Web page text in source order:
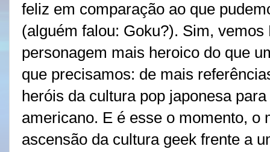
feliz em comparação ao que
(alguém falou: Goku?). Sim,
personagem mais heroico do que
que precisamos: de mais
heróis da cultura pop japonesa
americano. E é esse o momento, o
ascensão da cultura geek frente a